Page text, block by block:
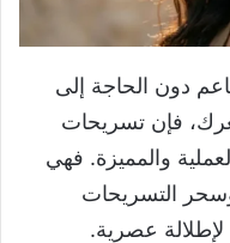
دون الحاجة إلى
فإن تسريحات
والمميزة. فهي
التسريحات
لإطلالة عصرية.